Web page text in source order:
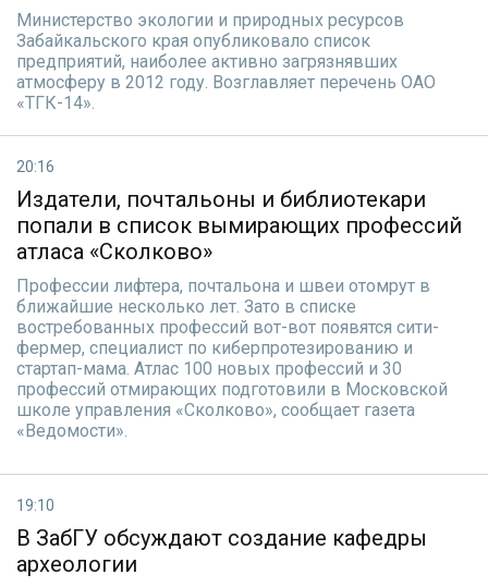
Министерство экологии и природных ресурсов
Забайкальского края опубликовало список
предприятий, наиболее активно загрязнявших
атмосферу в 2012 году. Возглавляет перечень ОАО
«ТГК-14».
20:16
Издатели, почтальоны и библиотекари
попали в список вымирающих профессий
атласа «Сколково»
Профессии лифтера, почтальона и швеи отомрут в
ближайшие несколько лет. Зато в списке
востребованных профессий вот-вот появятся сити-
фермер, специалист по киберпротезированию и
стартап-мама. Атлас 100 новых профессий и 30
профессий отмирающих подготовили в Московской
школе управления «Сколково», сообщает газета
«Ведомости».
19:10
В ЗабГУ обсуждают создание кафедры
археологии